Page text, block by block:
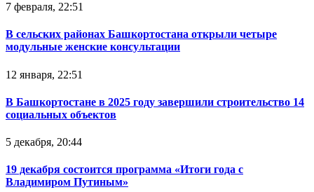
7 февраля, 22:51
В сельских районах Башкортостана открыли четыре
модульные женские консультации
12 января, 22:51
В Башкортостане в 2025 году завершили строительство 14
социальных объектов
5 декабря, 20:44
19 декабря состоится программа «Итоги года с
Владимиром Путиным»